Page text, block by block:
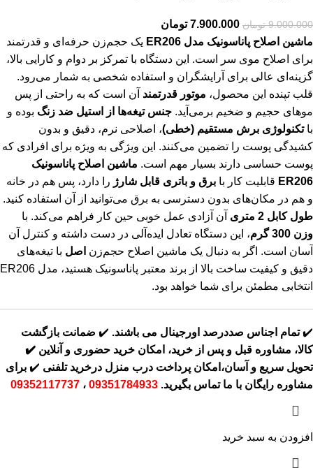
9.000.000 تومان 7.900.000 تومان
ماشین اصلاح پاناسونیک مدل ER206
یک حجم‌زن حرفه‌ای و قدرتمند
برای اصلاح موی سر است. این دستگاه با تمرکز بر دوام و کارایی بالا،
گزینه‌ای عالی برای آرایشگران و استفاده شخصی به شمار می‌رود.
قلب تپنده این محصول، موتور قدرتمند آن است که به راحتی از پس
موهای حجیم و ضخیم برمی‌آید. جنس تیغه‌ها از استیل ضد زنگ بوده و
باتکنولوژی برش مستقیم (خطی)، اصلاحی نرم، دقیق و بدون
کشیدگی پوست را تضمین می‌کنند. این ویژگی به ویژه برای افرادی که
پوست حساسی دارند بسیار مهم است. ماشین اصلاح پاناسونیک
ER206 قابلیت کار با برق و باتری قابل شارژ را دارد، پس هم در خانه
و هم در مکان‌های بدون دسترسی به برق می‌توانید از آن استفاده کنید.
طول کابل 2 متری
آن آزادی عمل خوبی حین کار فراهم می‌کند. با
وزن 300 گرم
، این دستگاه تعادل ایده‌آلی در دست داشته و کنترل آن
آسان است. اگر به دنبال یک ماشین اصلاح حجم‌زن اصل با تیغه‌های
دقیق و کیفیت ساخت بالا از برند معتبر پاناسونیک هستید، مدل ER206
انتخابی مطمئن برای شما خواهد بود.
✔️تمام اجناس صددرصد اورجینال می باشند. ✔️ ضمانت بازگشت
کالا، مشاوره قبل و پس از خرید، امکان خرید حضوری و آنلاین ✔️
تحویل سریع و آسان،امکان پرداخت درب منزل درخرید تلفنی ✔️ برای
مشاوره رایگان با ما تماس بگیرید. 09351784933 ، 09352117737
افزودن به سبد خرید